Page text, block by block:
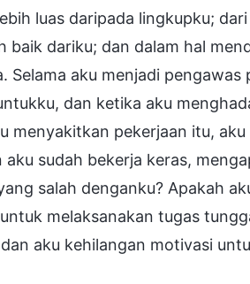
luas daripada lingkupku;
baik dariku; dan dalam hal
Selama aku menjadi
dan ketika aku
menyakitkan pekerjaan itu,
aku sudah bekerja keras,
salah denganku? Apakah
melaksanakan tugas
aku kehilangan motivasi